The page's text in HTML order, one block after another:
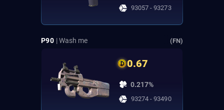
93057 - 93273
P90 | Wash me (FN)
0.67
0.217%
93274 - 93490